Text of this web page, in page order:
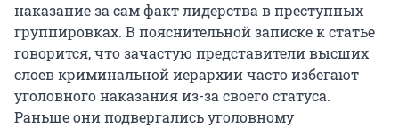
наказание за сам факт лидерства в преступных
группировках. В пояснительной записке к статье
говорится, что зачастую представители высших
слоев криминальной иерархии часто избегают
уголовного наказания из-за своего статуса.
Раньше они подвергались уголовному